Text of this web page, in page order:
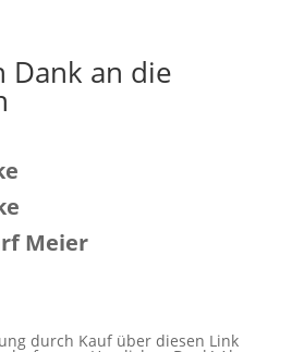
Dank an die
Meier
durch Kauf über diesen Link